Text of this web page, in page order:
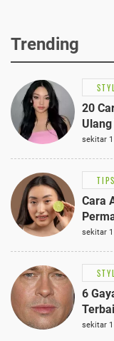
Trending
20
sekitar
TIPS
Cara
sekitar
6
sekitar